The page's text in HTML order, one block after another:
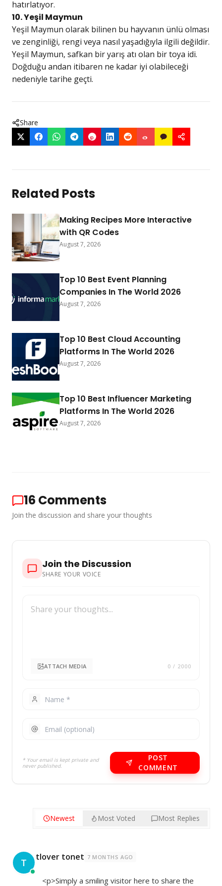
hatırlatıyor.
10. Yeşil Maymun
Yeşil Maymun olarak bilinen bu hayvanın ünlü olması
ve zenginliği, rengi veya nasıl yaşadığıyla ilgili değildir.
Yeşil Maymun, safkan bir yarış atı olan bir toya idi.
Doğduğu andan itibaren ne kadar iyi olabileceği
nedeniyle tarihe geçti.
Share
Related Posts
Making Recipes More Interactive
with QR Codes
August 7, 2026
Top 10 Best Event Planning
Companies In The World 2026
August 7, 2026
Top 10 Best Cloud Accounting
Platforms In The World 2026
August 7, 2026
Top 10 Best Influencer Marketing
Platforms In The World 2026
August 7, 2026
16 Comments
Join the discussion and share your thoughts
Join the Discussion
SHARE YOUR VOICE
ATTACH MEDIA 0 / 2000
* Your email is kept private and
never published.
POST
COMMENT
Newest Most Voted Most Replies
T tlover tonet 7 MONTHS AGO
<p>Simply a smiling visitor here to share the